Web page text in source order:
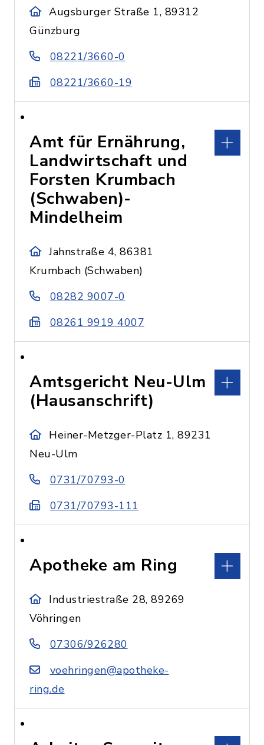
Augsburger Straße 1, 89312
Günzburg
08221/3660-0
08221/3660-19
Amt für Ernährung,
Landwirtschaft und
Forsten Krumbach
(Schwaben)-
Mindelheim
Jahnstraße 4, 86381
Krumbach (Schwaben)
08282 9007-0
08261 9919 4007
Amtsgericht Neu-Ulm
(Hausanschrift)
Heiner-Metzger-Platz 1, 89231
Neu-Ulm
0731/70793-0
0731/70793-111
Apotheke am Ring
Industriestraße 28, 89269
Vöhringen
07306/926280
voehringen@apotheke-
ring.de